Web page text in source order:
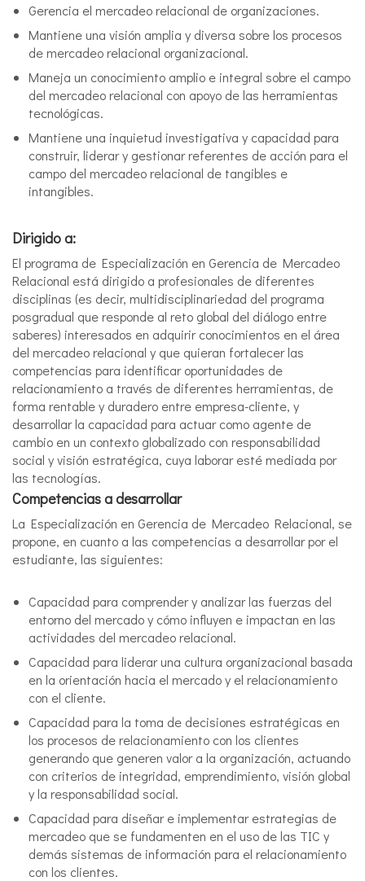
Gerencia el mercadeo relacional de organizaciones.
Mantiene una visión amplia y diversa sobre los procesos
de mercadeo relacional organizacional.
Maneja un conocimiento amplio e integral sobre el campo
del mercadeo relacional con apoyo de las herramientas
tecnológicas.
Mantiene una inquietud investigativa y capacidad para
construir, liderar y gestionar referentes de acción para el
campo del mercadeo relacional de tangibles e
intangibles.
Dirigido a:
El programa de Especialización en Gerencia de Mercadeo
Relacional está dirigido a profesionales de diferentes
disciplinas (es decir, multidisciplinariedad del programa
posgradual que responde al reto global del diálogo entre
saberes) interesados en adquirir conocimientos en el área
del mercadeo relacional y que quieran fortalecer las
competencias para identificar oportunidades de
relacionamiento a través de diferentes herramientas, de
forma rentable y duradero entre empresa-cliente, y
desarrollar la capacidad para actuar como agente de
cambio en un contexto globalizado con responsabilidad
social y visión estratégica, cuya laborar esté mediada por
las tecnologías.
Competencias a desarrollar
La Especialización en Gerencia de Mercadeo Relacional, se
propone, en cuanto a las competencias a desarrollar por el
estudiante, las siguientes:
Capacidad para comprender y analizar las fuerzas del
entorno del mercado y cómo influyen e impactan en las
actividades del mercadeo relacional.
Capacidad para liderar una cultura organizacional basada
en la orientación hacia el mercado y el relacionamiento
con el cliente.
Capacidad para la toma de decisiones estratégicas en
los procesos de relacionamiento con los clientes
generando que generen valor a la organización, actuando
con criterios de integridad, emprendimiento, visión global
y la responsabilidad social.
Capacidad para diseñar e implementar estrategias de
mercadeo que se fundamenten en el uso de las TIC y
demás sistemas de información para el relacionamiento
con los clientes.